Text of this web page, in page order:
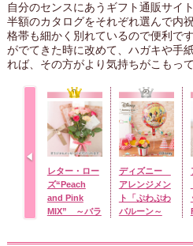
自分のセンスにあうギフト通販サイ
半額のカタログをそれぞれ選んで内
格帯も細かく別れているので便利で
がでてきた時に改めて、ハガキや手
れば、その方がより気持ちがこもっ
レター・ロー
ズ“Peach
and Pink
MIX” ～バラ
ディズニー
アレンジメン
ト「ぷわぷわ
バルーン～